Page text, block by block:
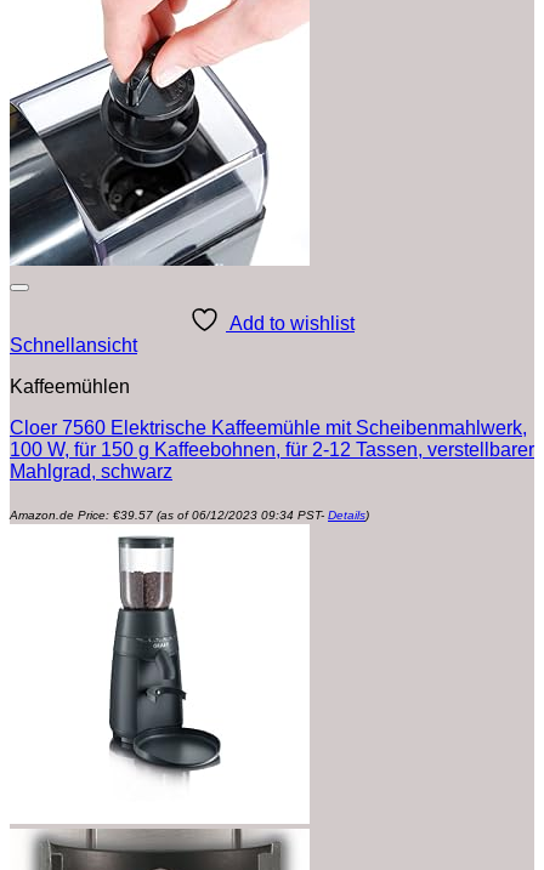
Add to wishlist
Schnellansicht
Kaffeemühlen
Cloer 7560 Elektrische Kaffeemühle mit Scheibenmahlwerk,
100 W, für 150 g Kaffeebohnen, für 2-12 Tassen, verstellbarer
Mahlgrad, schwarz
Amazon.de Price: €39.57 (as of 06/12/2023 09:34 PST- Details)